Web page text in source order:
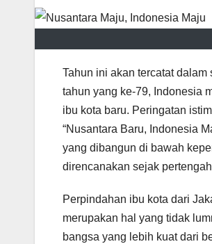
Tahun ini akan tercatat
tahun yang ke-79, Indonesia
ibu kota baru. Peringatan
“Nusantara Baru, Indonesia
yang dibangun di bawah
direncanakan sejak
Perpindahan ibu kota dari
merupakan hal yang tidak
bangsa yang lebih kuat dari